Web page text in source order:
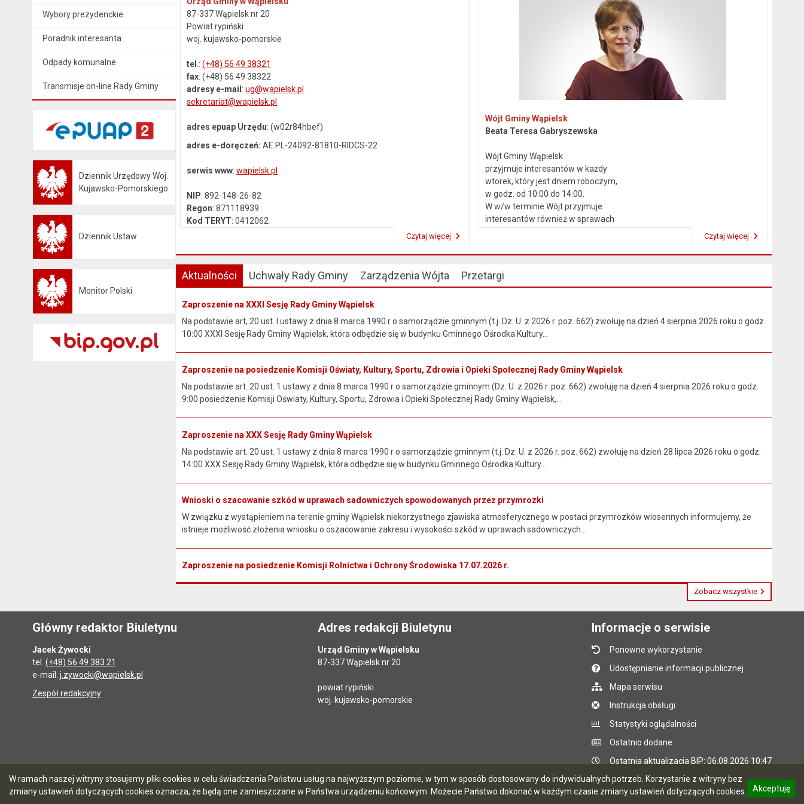
W ramach naszej witryny stosujemy pliki cookies w celu świadczenia Państwu usług na najwyższym poziomie, w tym w sposób dostosowany do indywidualnych potrzeb. Korzystanie z witryny bez
zmiany ustawień dotyczących cookies oznacza, że będą one zamieszczane w Państwa urządzeniu końcowym. Możecie Państwo dokonać w każdym czasie zmiany ustawień dotyczących cookies.
Akceptuję
Wybory prezydenckie
Poradnik interesanta
Odpady komunalne
Transmisje on-line Rady Gminy
Dziennik Urzędowy Woj.
Kujawsko-Pomorskiego
Dziennik Ustaw
Monitor Polski
87-337 Wąpielsk nr 20
Powiat rypiński
woj. kujawsko-pomorskie
tel .:(+48) 56 49 38321
fax: (+48) 56 49 38322
adresy e-mail :ug@wapielsk.pl
sekretariat@wapielsk.pl
adres epuap Urzędu: (w02r84hbef)
adres e-doręczeń: AE:PL-24092-81810-RIDCS-22
serwis www:wapielsk.pl
NIP: 892-148-26-82
Regon: 871118939
Kod TERYT: 0412062
Czytaj więcej
Wójt Gminy Wąpielsk
Beata Teresa Gabryszewska
Wójt Gminy Wąpielsk
przyjmuje interesantów w każdy
wtorek, który jest dniem roboczym,
w godz. od 10:00 do 14:00.
W w/w terminie Wójt przyjmuje
interesantów również w sprawach
Czytaj więcej
Aktualności Uchwały Rady Gminy Zarządzenia Wójta Przetargi
Zaproszenie na XXXI Sesję Rady Gminy Wąpielsk
Na podstawie art, 20 ust. I ustawy z dnia 8 marca 1990 r o samorządzie gminnym (t.j. Dz. U. z 2026 r. poz. 662) zwołuję na dzień 4 sierpnia 2026 roku o godz.
10:00 XXXI Sesję Rady Gminy Wąpielsk, która odbędzie się w budynku Gminnego Ośrodka Kultury...
Zaproszenie na posiedzenie Komisji Oświaty, Kultury, Sportu, Zdrowia i Opieki Społecznej Rady Gminy Wąpielsk
Na podstawie art. 20 ust. 1 ustawy z dnia 8 marca 1990 r o samorządzie gminnym (Dz. U. z 2026 r. poz. 662) zwołuję na dzień 4 sierpnia 2026 roku o godz.
9:00 posiedzenie Komisji Oświaty, Kultury, Sportu, Zdrowia i Opieki Społecznej Rady Gminy Wąpielsk,...
Zaproszenie na XXX Sesję Rady Gminy Wąpielsk
Na podstawie art. 20 ust. 1 ustawy z dnia 8 marca 1990 r o samorządzie gminnym (t.j. Dz. U. z 2026 r. poz. 662) zwołuję na dzień 28 lipca 2026 roku o godz.
14:00 XXX Sesję Rady Gminy Wąpielsk, która odbędzie się w budynku Gminnego Ośrodka Kultury...
Wnioski o szacowanie szkód w uprawach sadowniczych spowodowanych przez przymrozki
W związku z wystąpieniem na terenie gminy Wąpielsk niekorzystnego zjawiska atmosferycznego w postaci przymrozków wiosennych informujemy, że
istnieje możliwość złożenia wniosku o oszacowanie zakresu i wysokości szkód w uprawach sadowniczych...
Zaproszenie na posiedzenie Komisji Rolnictwa i Ochrony Środowiska 17.07.2026 r.
Zobacz wszystkie
Główny redaktor Biuletynu
Jacek Żywocki
tel. (+48) 56 49 383 21
e-mail: j.zywocki@wapielsk.pl
Zespół redakcyjny
Adres redakcji Biuletynu
Urząd Gminy w Wąpielsku
87-337 Wąpielsk nr 20
powiat rypiński
woj. kujawsko-pomorskie
Informacje o serwisie
Ponowne wykorzystanie
Udostępnianie informacji publicznej
Mapa serwisu
Instrukcja obsługi
Statystyki oglądalności
Ostatnio dodane
Ostatnia aktualizacja BIP: 06.08.2026 10:47
5.7.0 [90] CMS i hosting: Logonet Sp. z o.o. w Bydgoszczy